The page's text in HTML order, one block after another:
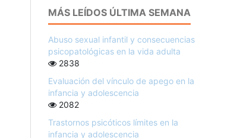
MÁS LEÍDOS ÚLTIMA SEMANA
Abuso sexual infantil y consecuencias
psicopatológicas en la vida adulta
2838
Evaluación del vínculo de apego en la
infancia y adolescencia
2082
Trastornos psicóticos límites en la
infancia y adolescencia